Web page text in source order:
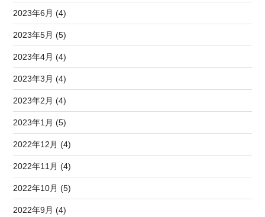
2023年6月 (4)
2023年5月 (5)
2023年4月 (4)
2023年3月 (4)
2023年2月 (4)
2023年1月 (5)
2022年12月 (4)
2022年11月 (4)
2022年10月 (5)
2022年9月 (4)